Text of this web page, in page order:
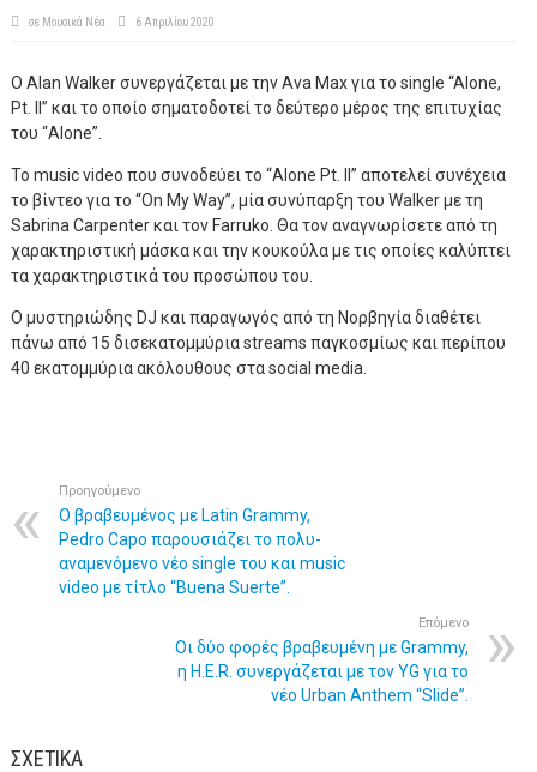
σε Μουσικά Νέα 6 Απριλίου 2020
Ο Alan Walker συνεργάζεται με την Ava Max για το single “Alone,
Pt. II” και το οποίο σηματοδοτεί το δεύτερο μέρος της επιτυχίας
του “Alone”.
Το music video που συνοδεύει το “Alone Pt. II” αποτελεί συνέχεια
το βίντεο για το “On My Way”, μία συνύπαρξη του Walker με τη
Sabrina Carpenter και τον Farruko. Θα τον αναγνωρίσετε από τη
χαρακτηριστική μάσκα και την κουκούλα με τις οποίες καλύπτει
τα χαρακτηριστικά του προσώπου του.
Ο μυστηριώδης DJ και παραγωγός από τη Νορβηγία διαθέτει
πάνω από 15 δισεκατομμύρια streams παγκοσμίως και περίπου
40 εκατομμύρια ακόλουθους στα social media.
Προηγούμενο
Ο βραβευμένος με Latin Grammy,
Pedro Capo παρουσιάζει το πολυ-
αναμενόμενο νέο single του και music
video με τίτλο “Buena Suerte”.
Επόμενο
Οι δύο φορές βραβευμένη με Grammy,
η H.E.R. συνεργάζεται με τον YG για το
νέο Urban Anthem “Slide”.
ΣΧΕΤΙΚΆ